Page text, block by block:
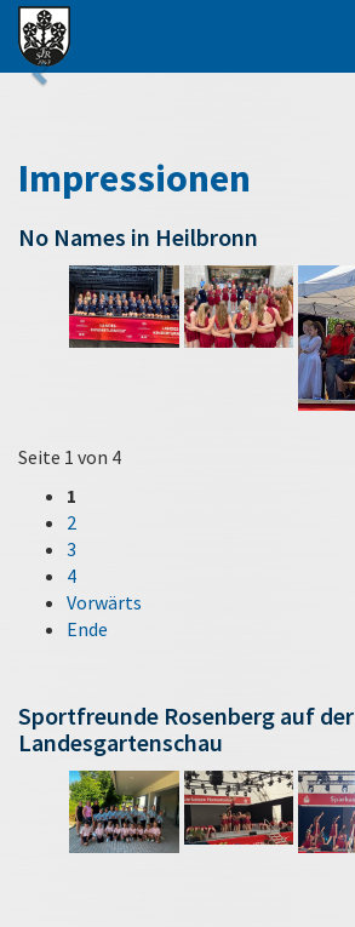
Impressionen
No Names in Heilbronn
Seite 1 von 4
1
2
3
4
Vorwärts
Ende
Sportfreunde Rosenberg auf der
Landesgartenschau